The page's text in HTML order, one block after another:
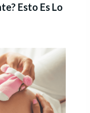
Esto Es Lo